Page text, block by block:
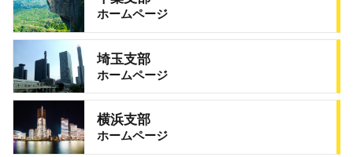
ホームページ
埼玉支部
ホームページ
横浜支部
ホームページ